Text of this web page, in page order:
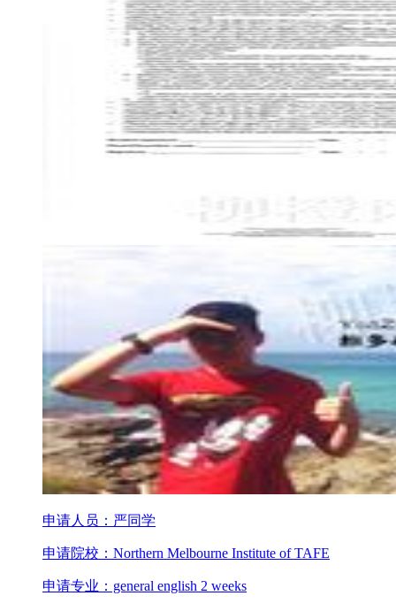
申请人员：严同学
申请院校：Northern Melbourne Institute of TAFE
申请专业：general english 2 weeks